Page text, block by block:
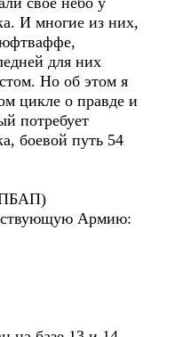
И многие из них,
для них
Но об этом я
цикле о правде и
потребует
боевой путь 54
Армию: